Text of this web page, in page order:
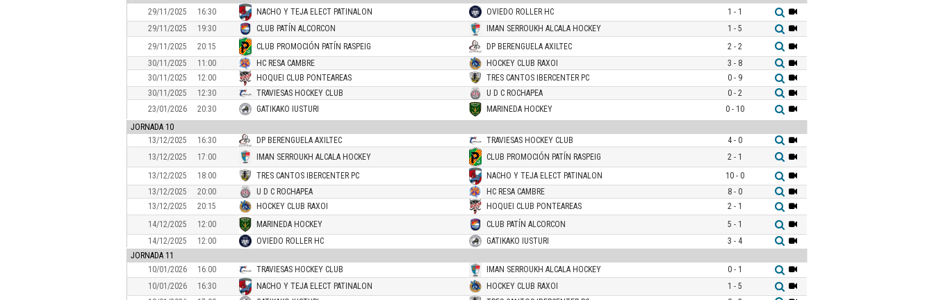
29/11/2025
16:30 NACHO Y TEJA ELECT PATINALON OVIEDO ROLLER HC
1 - 1
29/11/2025
19:30 CLUB PATÍN ALCORCON IMAN SERROUKH ALCALA HOCKEY
1 - 5
29/11/2025
20:15 CLUB PROMOCIÓN PATÍN RASPEIG DP BERENGUELA AXILTEC
2 - 2
30/11/2025
11:00 HC RESA CAMBRE HOCKEY CLUB RAXOI
3 - 8
30/11/2025
12:00 HOQUEI CLUB PONTEAREAS TRES CANTOS IBERCENTER PC
0 - 9
30/11/2025
12:30 TRAVIESAS HOCKEY CLUB U D C ROCHAPEA
0 - 2
23/01/2026
20:30 GATIKAKO IUSTURI MARINEDA HOCKEY
0 - 10
JORNADA 10
13/12/2025
16:30 DP BERENGUELA AXILTEC TRAVIESAS HOCKEY CLUB
4 - 0
13/12/2025
17:00 IMAN SERROUKH ALCALA HOCKEY CLUB PROMOCIÓN PATÍN RASPEIG
2 - 1
13/12/2025
18:00 TRES CANTOS IBERCENTER PC NACHO Y TEJA ELECT PATINALON
10 - 0
13/12/2025
20:00 U D C ROCHAPEA HC RESA CAMBRE
8 - 0
13/12/2025
20:15 HOCKEY CLUB RAXOI HOQUEI CLUB PONTEAREAS
2 - 1
14/12/2025
12:00 MARINEDA HOCKEY CLUB PATÍN ALCORCON
5 - 1
14/12/2025
12:00 OVIEDO ROLLER HC GATIKAKO IUSTURI
3 - 4
JORNADA 11
10/01/2026
16:00 TRAVIESAS HOCKEY CLUB IMAN SERROUKH ALCALA HOCKEY
0 - 1
10/01/2026
16:30 NACHO Y TEJA ELECT PATINALON HOCKEY CLUB RAXOI
1 - 5